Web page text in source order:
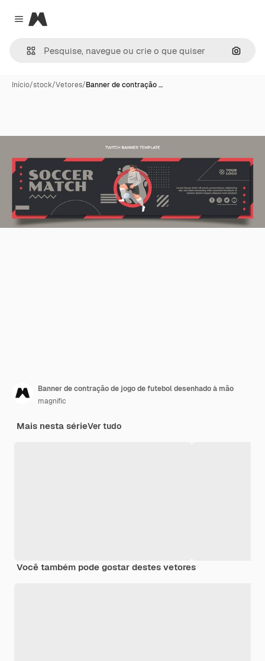
Close menu
Magnific
Início/stock/Vetores/Banner de contração …
Banner de contração de jogo de futebol desenhado à mão
magnific
Mais nesta sérieVer tudo
Você também pode gostar destes vetores